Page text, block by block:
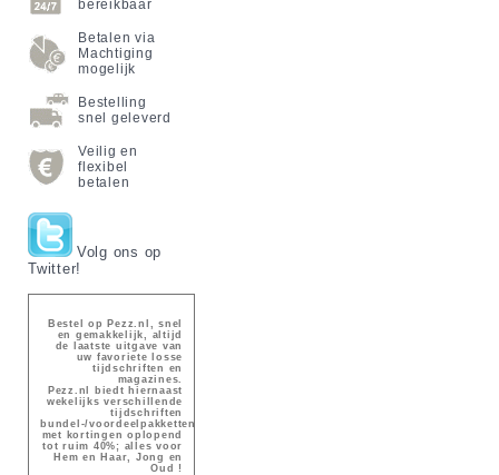
bereikbaar
Betalen via
Machtiging
mogelijk
Bestelling
snel geleverd
Veilig en
flexibel
betalen
Volg ons op
Twitter!
Bestel op Pezz.nl, snel
en gemakkelijk, altijd
de laatste uitgave van
uw favoriete losse
tijdschriften en
magazines.
Pezz.nl biedt hiernaast
wekelijks verschillende
tijdschriften
bundel-/voordeelpakketten
met kortingen oplopend
tot ruim 40%; alles voor
Hem en Haar, Jong en
Oud !